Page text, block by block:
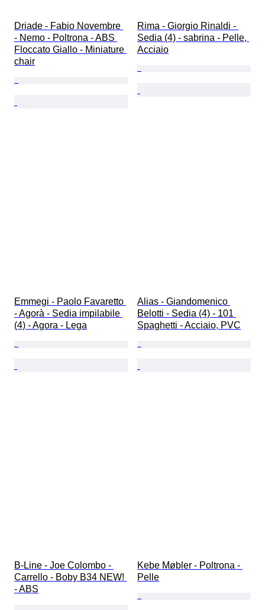
Driade - Fabio Novembre
- Nemo - Poltrona - ABS
Floccato Giallo - Miniature
chair
Rima - Giorgio Rinaldi -
Sedia (4) - sabrina - Pelle,
Acciaio
Emmegi - Paolo Favaretto
- Agorà - Sedia impilabile
(4) - Agora - Lega
Alias - Giandomenico
Belotti - Sedia (4) - 101
Spaghetti - Acciaio, PVC
B-Line - Joe Colombo -
Carrello - Boby B34 NEW!
- ABS
Kebe Møbler - Poltrona -
Pelle